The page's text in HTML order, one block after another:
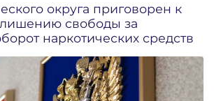
округа приговорен к
свободы за
наркотических средств